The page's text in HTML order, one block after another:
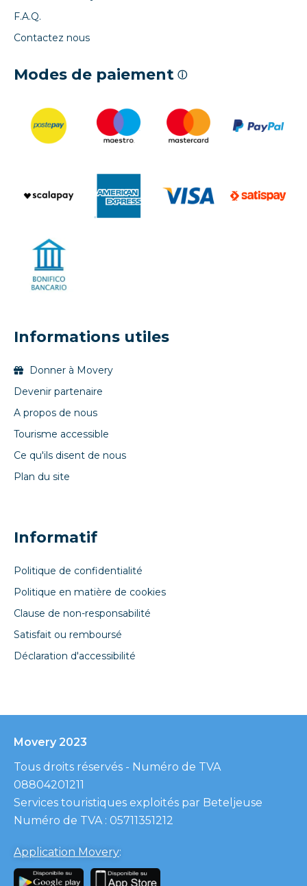
F.A.Q.
Contactez nous
Modes de paiement ⓘ
Informations utiles
Donner à Movery
Devenir partenaire
A propos de nous
Tourisme accessible
Ce qu'ils disent de nous
Plan du site
Informatif
Politique de confidentialité
Politique en matière de cookies
Clause de non-responsabilité
Satisfait ou remboursé
Déclaration d'accessibilité
Movery 2023
Tous droits réservés - Numéro de TVA
08804201211
Services touristiques exploités par Beteljeuse
Numéro de TVA : 05711351212
Application Movery: